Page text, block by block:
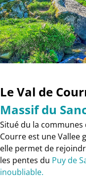
Le Val de
Massif du
Situé du la communes
Courre est une Vallee
elle permet de
les pentes du Puy de
inoubliable.